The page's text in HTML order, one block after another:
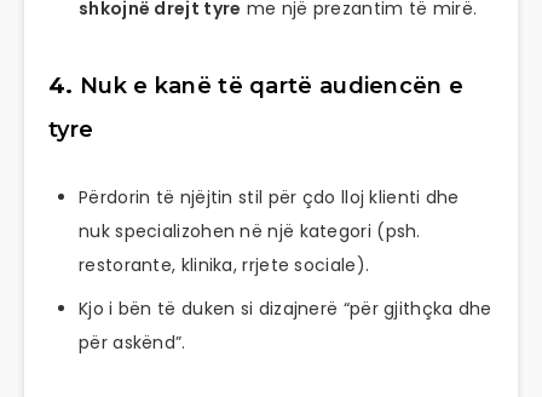
shkojnë drejt tyre me një prezantim të mirë.
4. Nuk e kanë të qartë audiencën e
tyre
Përdorin të njëjtin stil për çdo lloj klienti dhe
nuk specializohen në një kategori (psh.
restorante, klinika, rrjete sociale).
Kjo i bën të duken si dizajnerë “për gjithçka dhe
për askënd”.